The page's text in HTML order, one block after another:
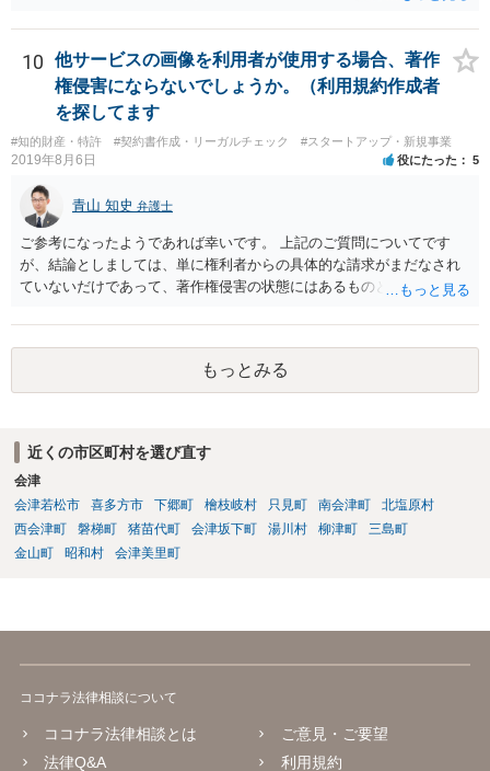
10
他サービスの画像を利用者が使用する場合、著作
権侵害にならないでしょうか。（利用規約作成者
を探してます
#知的財産・特許 #契約書作成・リーガルチェック #スタートアップ・新規事業
2019年8月6日 役にたった 5
青山 知史 弁護士
ご参考になったようであれば幸いです。 上記のご質問についてです
が、結論としましては、単に権利者からの具体的な請求がまだなされ
ていないだけであって、著作権侵害の状態にはあるものと思慮いたし
ンテンツの投稿については、適法か否かも含め、投稿者で自己責任で
行うものとし、サイトとしては責任を持たない旨の規定がなされてい
ることがあります。 利用者も多いため、サイトとして投稿画像等のチ
ェックは行えないことから、自己責任で判断して行動するように求め
ような画像もそのまま投稿されてしまい、結果として、権利者から削
除や損害賠償等の請求がなされるまで、事実上、その投稿状態が残っ
たままになっているものと思われます。 こうした無断転載の件数は多
く、また、本人の特定にも時間や費用がかかることから、全ての無断
転載に対しては、権利者が対応できていないという実情があるものと
いてきた場合には、こうした無断転載をしていると、権利侵害の責任
法な状態とは必ずしも言い難く、権利者の行動次第では責任が生じか
ねないものですので、やはりこうした無断転載は控えた方が安全かと
思慮いたします。
もっとみる
近くの市区町村を選び直す
会津
会津若松市
喜多方市 下郷町 檜枝岐村 只見町 南会津町
北塩原村
西会津町
磐梯町 猪苗代町 会津坂下町 湯川村 柳津町
三島町
金山町
昭和村 会津美里町
ココナラ法律相談について
ココナラ法律相談とは
法律Q&A
ご意見・ご要望
利用規約